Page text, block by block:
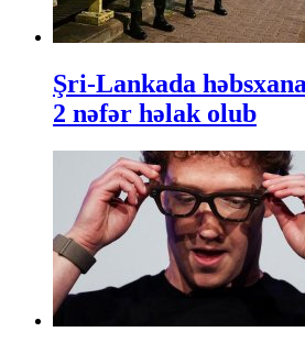
Şri-Lankada
2 nəfər həlak olub